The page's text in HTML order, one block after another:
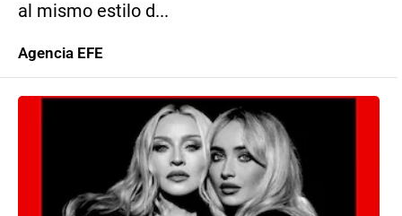
al mismo estilo d...
Agencia EFE